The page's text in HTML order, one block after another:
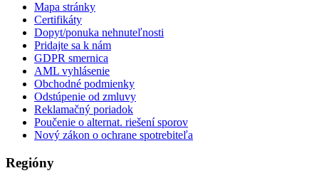
Mapa stránky
Certifikáty
Dopyt/ponuka nehnuteľnosti
Pridajte sa k nám
GDPR smernica
AML vyhlásenie
Obchodné podmienky
Odstúpenie od zmluvy
Reklamačný poriadok
Poučenie o alternat. riešení sporov
Nový zákon o ochrane spotrebiteľa
Regióny